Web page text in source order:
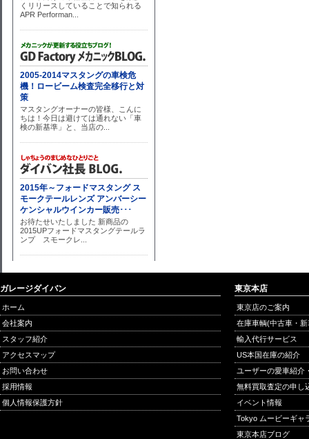
ガレージダイバン
ホーム
会社案内
スタッフ紹介
アクセスマップ
お問い合わせ
採用情報
個人情報保護方針
東京本店
東京店のご案内
在庫車輌(中古車・
輸入代行サービス
US本国在庫の紹介
ユーザーの愛車紹介
無料買取査定の申し
イベント情報
Tokyo ムービーギャ
東京本店ブログ